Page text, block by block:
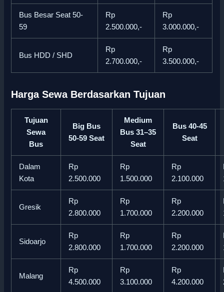
Bus Besar Seat 50-
59
Rp
2.500.000,-
Rp
3.000.000,-
Bus HDD / SHD
Rp
2.700.000,-
Rp
3.500.000,-
Harga Sewa Berdasarkan Tujuan
Tujuan
Sewa
Bus
Big Bus
50-59 Seat
Medium
Bus 31–35
Seat
Bus 40-45
Seat
Dalam
Kota
Rp
2.500.000
Rp
1.500.000
Rp
2.100.000
Gresik
Rp
2.800.000
Rp
1.700.000
Rp
2.200.000
Sidoarjo
Rp
2.800.000
Rp
1.700.000
Rp
2.200.000
Malang
Rp
4.500.000
Rp
3.100.000
Rp
4.200.000